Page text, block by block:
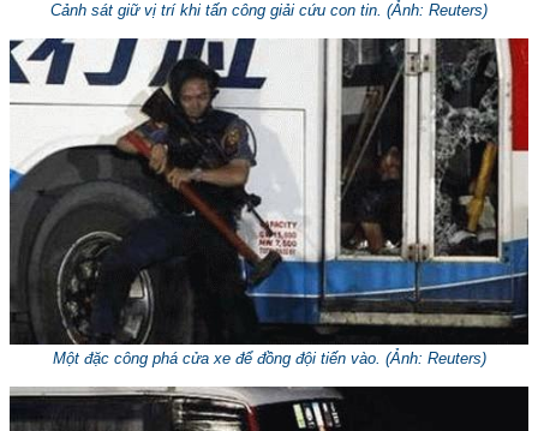
Cảnh sát giữ vị trí khi tấn công giải cứu con tin. (Ảnh: Reuters)
Một đặc công phá cửa xe để đồng đội tiến vào. (Ảnh: Reuters)